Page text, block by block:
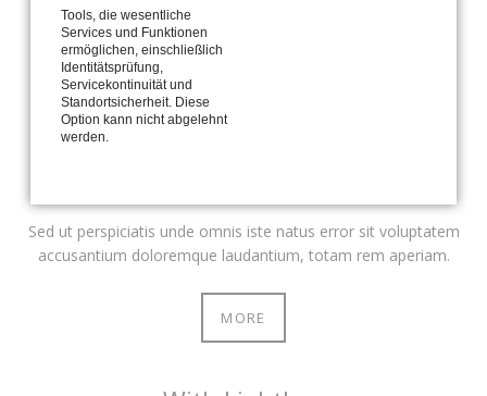
Sed ut perspiciatis unde omnis iste natus error sit voluptatem
accusantium doloremque laudantium, totam rem aperiam.
MORE
Tools, die wesentliche
Services und Funktionen
ermöglichen, einschließlich
Identitätsprüfung,
Servicekontinuität und
Standortsicherheit. Diese
Option kann nicht abgelehnt
werden.